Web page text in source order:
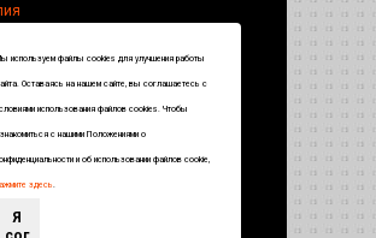
используем файлы cookies для улучшения работы
Оставаясь на нашем сайте, вы соглашаетесь с
использования файлов cookies. Чтобы
с нашими Положениями о
и об использовании файлов cookie,
здесь.
Я